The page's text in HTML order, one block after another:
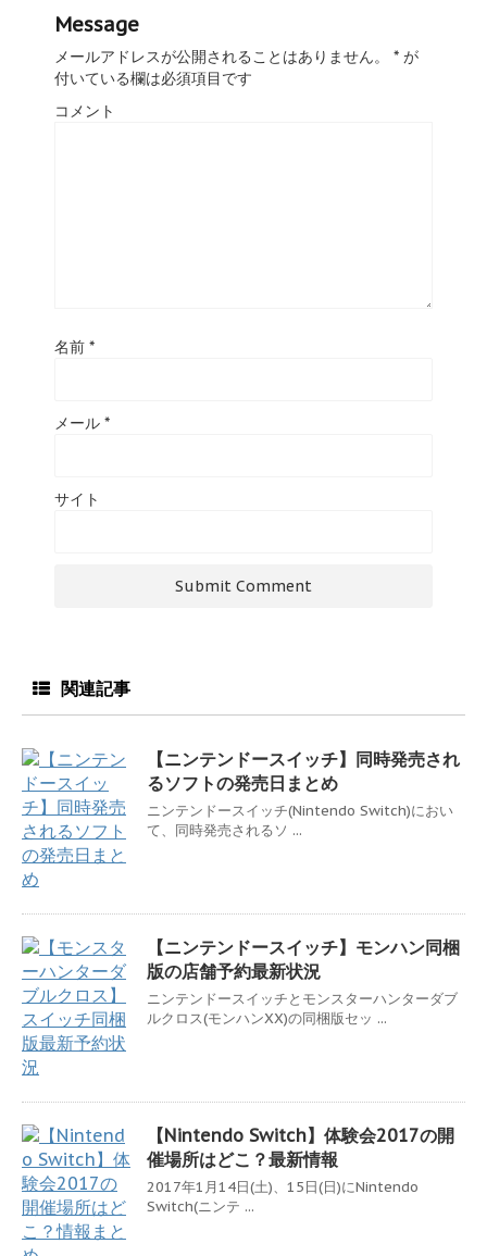
Message
メールアドレスが公開されることはありません。 * が
付いている欄は必須項目です
コメント
名前 *
メール *
サイト
関連記事
【ニンテンドースイッチ】同時発売され
るソフトの発売日まとめ
ニンテンドースイッチ(Nintendo Switch)におい
て、同時発売されるソ ...
【ニンテンドースイッチ】モンハン同梱
版の店舗予約最新状況
ニンテンドースイッチとモンスターハンターダブ
ルクロス(モンハンXX)の同梱版セッ ...
【Nintendo Switch】体験会2017の開
催場所はどこ？最新情報
2017年1月14日(土)、15日(日)にNintendo
Switch(ニンテ ...